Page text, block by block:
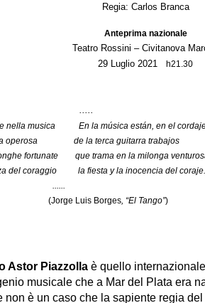
Regia: Carlos Branca
Anteprima nazionale
Teatro Rossini – Civitanova
29 Luglio 2021
h21.30
nella musica
En la música están, en el
operosa de la terca guitarra trabajos
fortunate
que trama en la milonga
del coraggio la fiesta y la
Borges, “El Tango”)
Astor Piazzolla è quello
musicale che a Mar del Plata era
non è un caso che la sapiente regia del